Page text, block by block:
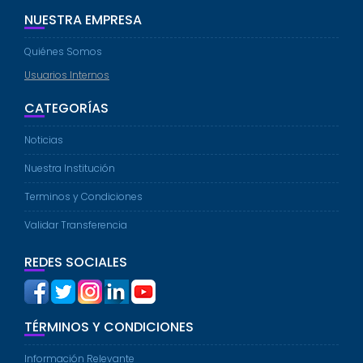
NUESTRA EMPRESA
Quiénes Somos
Usuarios Internos
CATEGORÍAS
Noticias
Nuestra Institución
Terminos y Condiciones
Validar Transferencia
REDES SOCIALES
TÉRMINOS Y CONDICIONES
Información Relevante